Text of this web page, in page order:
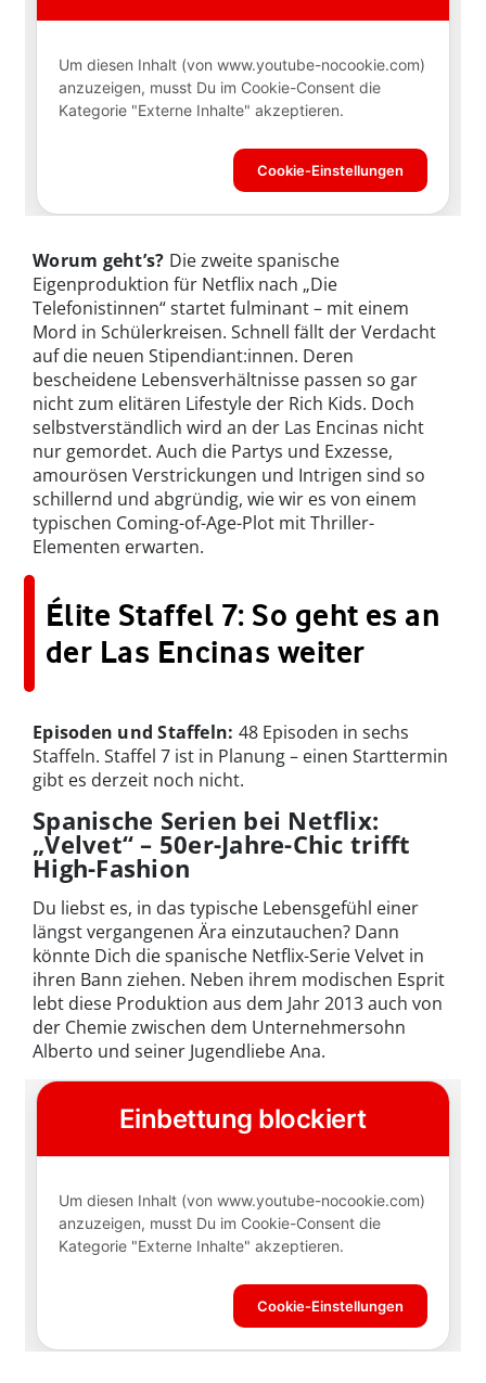
Worum geht’s? Die zweite spanische
Eigenproduktion für Netflix nach „Die
Telefonistinnen“ startet fulminant – mit einem
Mord in Schülerkreisen. Schnell fällt der Verdacht
auf die neuen Stipendiant:innen. Deren
bescheidene Lebensverhältnisse passen so gar
nicht zum elitären Lifestyle der Rich Kids. Doch
selbstverständlich wird an der Las Encinas nicht
nur gemordet. Auch die Partys und Exzesse,
amourösen Verstrickungen und Intrigen sind so
schillernd und abgründig, wie wir es von einem
typischen Coming-of-Age-Plot mit Thriller-
Elementen erwarten.
Élite Staffel 7: So geht es an
der Las Encinas weiter
Episoden und Staffeln: 48 Episoden in sechs
Staffeln. Staffel 7 ist in Planung – einen Starttermin
gibt es derzeit noch nicht.
Spanische Serien bei Netflix:
„Velvet“ – 50er-Jahre-Chic trifft
High-Fashion
Du liebst es, in das typische Lebensgefühl einer
längst vergangenen Ära einzutauchen? Dann
könnte Dich die spanische Netflix-Serie Velvet in
ihren Bann ziehen. Neben ihrem modischen Esprit
lebt diese Produktion aus dem Jahr 2013 auch von
der Chemie zwischen dem Unternehmersohn
Alberto und seiner Jugendliebe Ana.